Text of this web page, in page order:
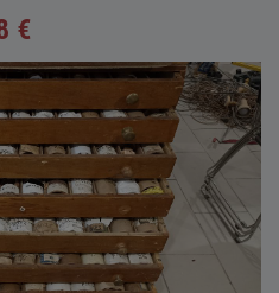
€